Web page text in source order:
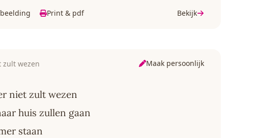
Print & pdf Bekijk
zult wezen Maak persoonlijk
niet zult wezen
huis zullen gaan
staan